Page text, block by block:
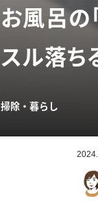
お風呂の
スル落ち
掃除・暮らし